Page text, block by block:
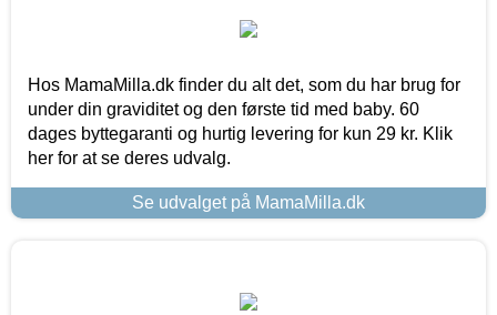
Hos MamaMilla.dk finder du alt det, som du har brug for
under din graviditet og den første tid med baby. 60
dages byttegaranti og hurtig levering for kun 29 kr. Klik
her for at se deres udvalg.
Se udvalget på MamaMilla.dk